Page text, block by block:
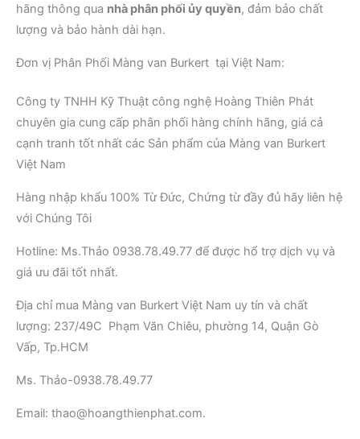
hãng thông qua nhà phân phối ủy quyền, đảm bảo chất
lượng và bảo hành dài hạn.
Đơn vị Phân Phối Màng van Burkert tại Việt Nam:
Công ty TNHH Kỹ Thuật công nghệ Hoàng Thiên Phát
chuyên gia cung cấp phân phối hàng chính hãng, giá cả
cạnh tranh tốt nhất các Sản phẩm của Màng van Burkert
Việt Nam
Hàng nhập khẩu 100% Từ Đức, Chứng từ đầy đủ hãy liên hệ
với Chúng Tôi
Hotline: Ms.Thảo 0938.78.49.77 để được hổ trợ dịch vụ và
giá ưu đãi tốt nhất.
Địa chỉ mua Màng van Burkert Việt Nam uy tín và chất
lượng: 237/49C Phạm Văn Chiêu, phường 14, Quận Gò
Vấp, Tp.HCM
Ms. Thảo-0938.78.49.77
Email: thao@hoangthienphat.com.